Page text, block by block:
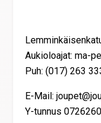
Aukioloajat: ma-
Puh: (017) 263
E-Mail:
Y-tunnus